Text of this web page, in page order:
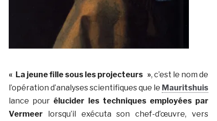
« La jeune fille sous les projecteurs », c’est le nom de
l’opération d’analyses scientifiques que le Mauritshuis
lance pour élucider les techniques employées par
Vermeerlorsqu’il exécuta son chef-d’œuvre, vers